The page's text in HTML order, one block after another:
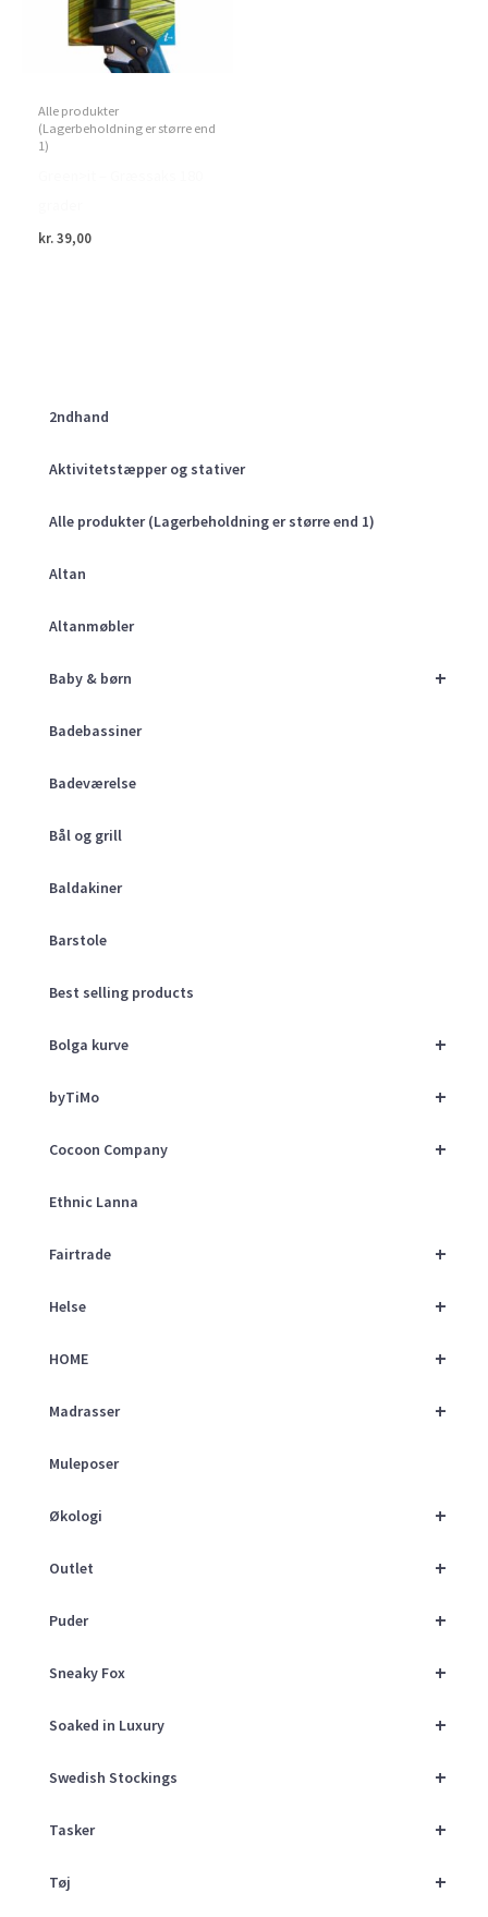
2ndhand
Aktivitetstæpper og stativer
Alle produkter (Lagerbeholdning er større end 1)
Altan
Altanmøbler
+
Baby & børn
Badebassiner
Badeværelse
Bål og grill
Baldakiner
Barstole
Best selling products
+
Bolga kurve
+
byTiMo
+
Cocoon Company
Ethnic Lanna
+
Fairtrade
+
Helse
+
HOME
+
Madrasser
Muleposer
+
Økologi
+
Outlet
+
Puder
+
Sneaky Fox
+
Soaked in Luxury
+
Swedish Stockings
+
Tasker
+
Tøj
Alle produkter
(Lagerbeholdning er større end
1)
kr.39,00